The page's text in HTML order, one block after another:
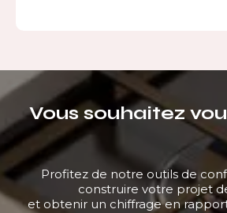
Vous souhaitez
Profitez de notre outils de
construire votre projet
et obtenir un chiffrage en